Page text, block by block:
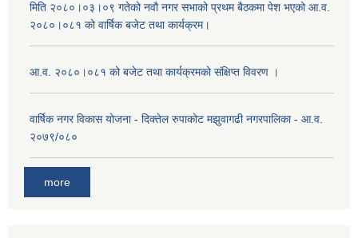
मिति २०८०।०३।०९ गतेको नवौ नगर सभाको प्रथम बैठकमा पेश भएको आ.व.
२०८०।०८१ को वार्षिक बजेट तथा कार्यक्रम।
आ.व. २०८०।०८१ को बजेट तथा कार्यक्रमको संक्षिप्त विवरण ।
वार्षिक नगर विकास योजना - दिक्तेल रुपाकोट मझुवागढी नगरपालिका - आ.व.
२०७९/०८०
more